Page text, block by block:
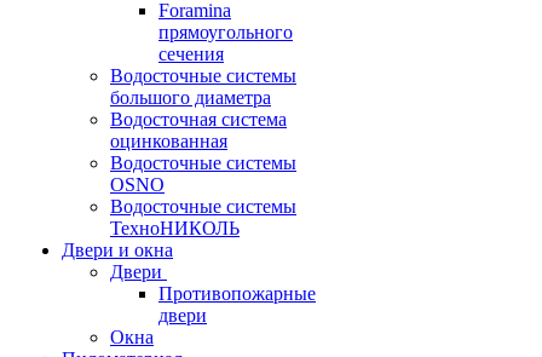
Foramina
прямоугольного
сечения
Водосточные системы
большого диаметра
Водосточная система
оцинкованная
Водосточные системы
OSNO
Водосточные системы
ТехноНИКОЛЬ
Двери и окна
Двери
Противопожарные
двери
Окна